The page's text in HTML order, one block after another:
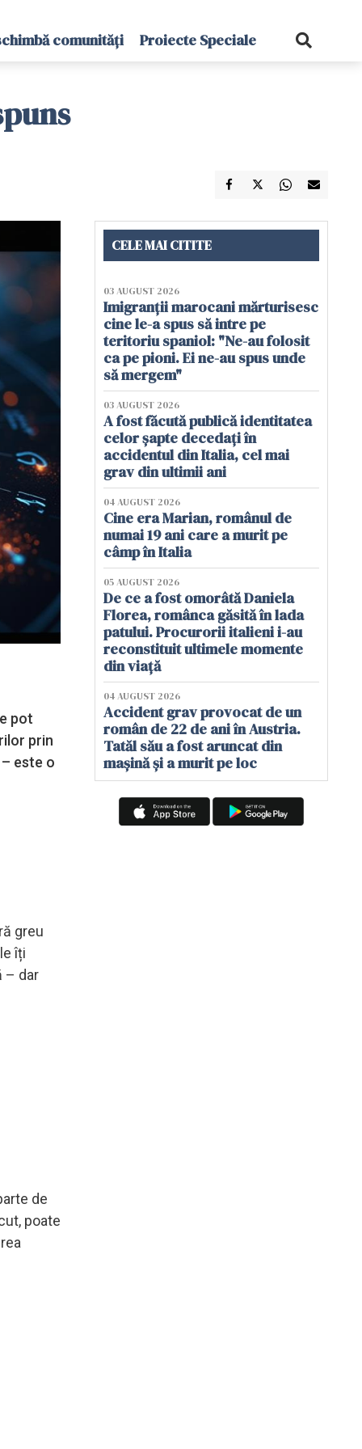
comunități Proiecte Speciale
pot
prin
este o
greu
îți
– dar
de
poate
CELE MAI CITITE
03 AUGUST 2026
Imigranții marocani mărturisesc
cine le-a spus să intre pe
teritoriu spaniol: "Ne-au folosit
ca pe pioni. Ei ne-au spus unde
să mergem"
03 AUGUST 2026
A fost făcută publică identitatea
celor șapte decedați în
accidentul din Italia, cel mai
grav din ultimii ani
04 AUGUST 2026
Cine era Marian, românul de
numai 19 ani care a murit pe
câmp în Italia
05 AUGUST 2026
De ce a fost omorâtă Daniela
Florea, românca găsită în lada
patului. Procurorii italieni i-au
reconstituit ultimele momente
din viață
04 AUGUST 2026
Accident grav provocat de un
român de 22 de ani în Austria.
Tatăl său a fost aruncat din
mașină și a murit pe loc